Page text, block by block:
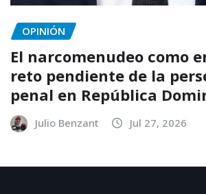
OPINIÓN
El narcomenudeo como
reto pendiente de la
penal en República
Julio Benzant Jul 27, 2026